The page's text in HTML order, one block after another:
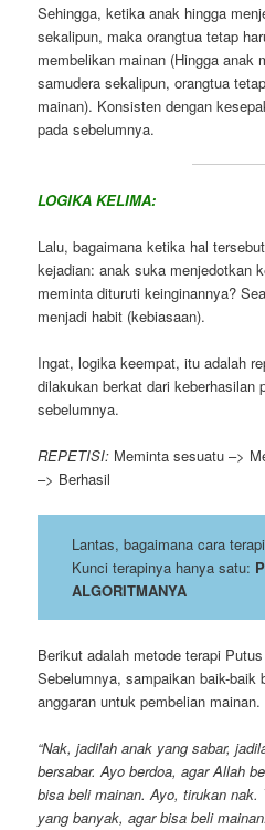
Sehingga, ketika anak hingga
sekalipun, maka orangtua tetap
membelikan mainan (Hingga anak
samudera sekalipun, orangtua
mainan). Konsisten dengan
pada sebelumnya.
LOGIKA KELIMA:
Lalu, bagaimana ketika hal
kejadian: anak suka menjedotkan
meminta dituruti keinginannya?
menjadi habit (kebiasaan).
Ingat, logika keempat, itu adalah
dilakukan berkat dari keberhasilan
sebelumnya.
REPETISI: Meminta sesuatu –>
–> Berhasil
Lantas, bagaimana cara
Kunci terapinya hanya satu:
ALGORITMANYA
Berikut adalah metode terapi
Sebelumnya, sampaikan baik-baik
anggaran untuk pembelian mainan.
“Nak, jadilah anak yang sabar,
bersabar. Ayo berdoa, agar Allah
bisa beli mainan. Ayo, tirukan
yang banyak, agar bisa beli